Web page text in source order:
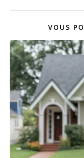
VOUS